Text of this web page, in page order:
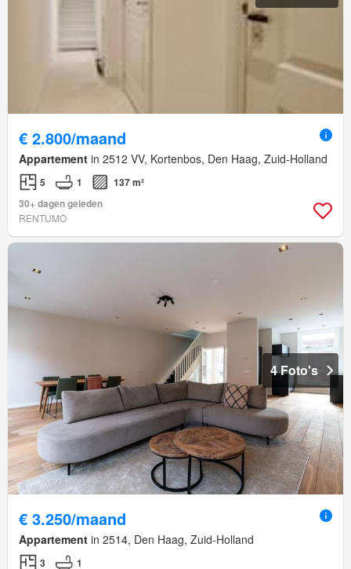
€ 2.800/maand
Appartement in 2512 VV, Kortenbos, Den Haag, Zuid-Holland
5 1
137 m²
30+ dagen geleden
RENTUMO
4 Foto's
€ 3.250/maand
Appartement in 2514, Den Haag, Zuid-Holland
3 1